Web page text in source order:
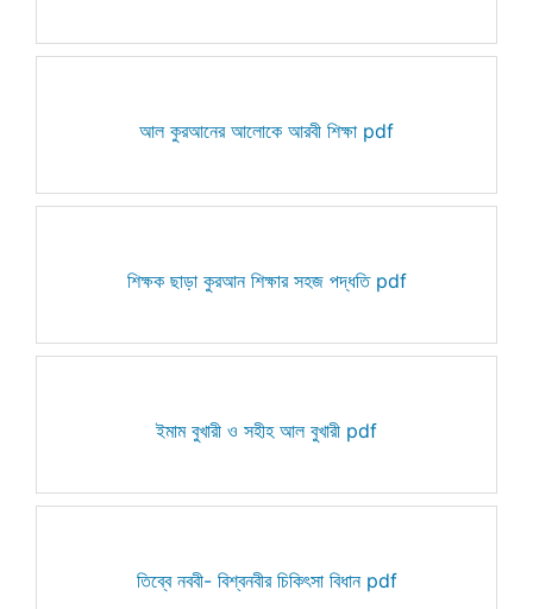
আল কুরআনের আলোকে আরবী শিক্ষা pdf
শিক্ষক ছাড়া কুরআন শিক্ষার সহজ পদ্ধতি pdf
ইমাম বুখারী ও সহীহ আল বুখারী pdf
তিব্বে নববী- বিশ্বনবীর চিকিৎসা বিধান pdf